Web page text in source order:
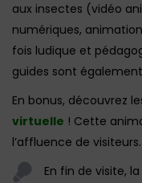
aux insectes (vidéo
numériques,
fois ludique et
guides sont
En bonus, découvrez
virtuelle ! Cette
l’affluence de visiteurs.
En fin de visite, la